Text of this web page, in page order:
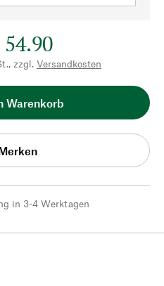
zzgl. Versandkosten
Warenkorb
in 3-4 Werktagen